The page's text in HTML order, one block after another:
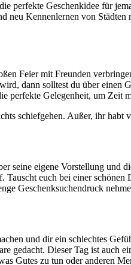
Geschenkidee für
Kennenlernen von
Feier mit Freunden
dann solltest du über
perfekte Gelegenheit, um Zeit
schiefgehen. Außer, ihr habt
seine eigene Vorstellung und
euch bei einer
Geschenksuchendruck
und dir ein schlechtes
gedacht. Dieser Tag ist auch
Gutes zu tun oder anderen